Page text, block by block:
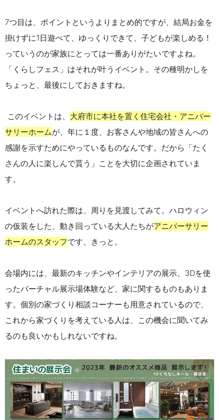
7つ目は、ポイントというよりまとめ的ですが、結局お金を
掛けずに1日遊べて、ゆっくりできて、子どもが楽しめる！
っていうのが家族にとっては一番ありがたいですよね。
「くらしフェス」はそれが叶うイベント。その種明かしを
ちょっと、最後にしておきますね。
このイベントは、 大府市に本社を置く住宅会社・アニバー
サリーホームが、年に１度、お客さんや地域の皆さんへの
感謝を示すためにやっているものなんです。だから「たく
さんの人に楽しんで貰う」ことを大切に企画されていま
す。
イベントへ訪れた際は、周りを見渡してみて。ハロウィン
の仮装をした、動き回っている大人たちがアニバーサリー
ホームのスタッフです、きっと。
会場内には、最新のキッチンやインテリアの展示、3Dを使
ったバーチャル展示場体験など、家に関するものもありま
す。個別の家づくり相談コーナーも用意されているので、
これから家づくりを考えている人は、この機会に聞いてみ
るのも良いかもしれないですね。